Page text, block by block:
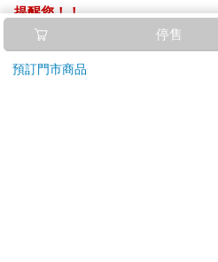
提醒您！！
金石堂及銀行均不會請您操作
ATM提款機，請不要聽從指示，
停售
預訂門市商品